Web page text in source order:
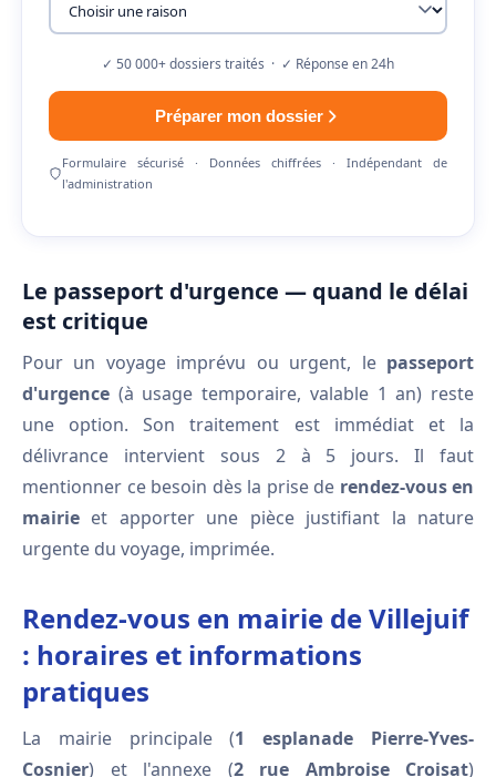
✓ 50 000+ dossiers traités · ✓ Réponse en 24h
Préparer mon dossier
Formulaire sécurisé · Données chiffrées · Indépendant de
l'administration
Le passeport d'urgence — quand le délai
est critique
Pour un voyage imprévu ou urgent, le passeport
d'urgence (à usage temporaire, valable 1 an) reste
une option. Son traitement est immédiat et la
délivrance intervient sous 2 à 5 jours. Il faut
mentionner ce besoin dès la prise de rendez-vous en
mairie et apporter une pièce justifiant la nature
urgente du voyage, imprimée.
Rendez-vous en mairie de Villejuif
: horaires et informations
pratiques
La mairie principale (1 esplanade Pierre-Yves-
Cosnier) et l'annexe (2 rue Ambroise Croisat)